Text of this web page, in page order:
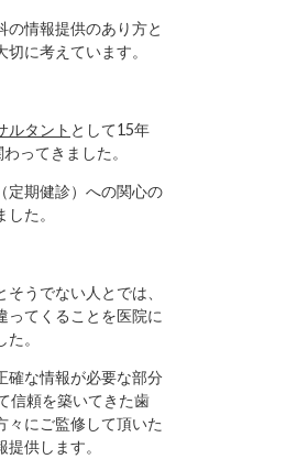
の情報提供のあり方と
切に考えています。
ルタント として15年
ってきました。
定期健診）への関心の
た。
うでない人とでは、
ってくることを医院に
。
確な情報が必要な部分
信頼を築いてきた歯
々にご監修して頂いた
供します。